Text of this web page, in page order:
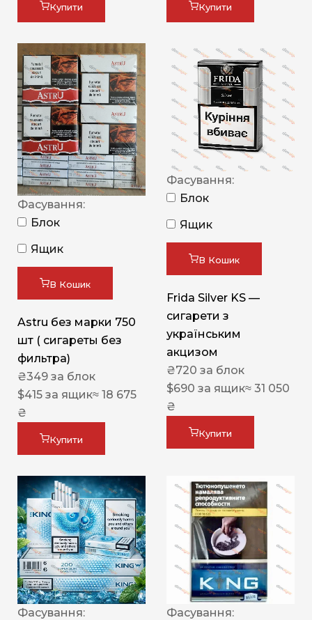
Купити Купити
Фасування:
Блок
Ящик
В Кошик
Astru без марки 750
шт ( сигареты без
фильтра)
₴349 за блок
$415 за ящик≈ 18 675
₴
Купити
Фасування:
Блок
Ящик
В Кошик
Frida Silver KS —
сигарети з
українським
акцизом
₴720 за блок
$690 за ящик≈ 31 050
₴
Купити
Фасування:
Фасування: